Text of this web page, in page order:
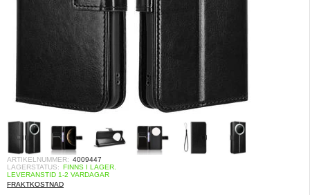
ARTIKELNUMMER: 4009447
LAGERSTATUS: FINNS I LAGER.
LEVERANSTID 1-2 VARDAGAR
FRAKTKOSTNAD